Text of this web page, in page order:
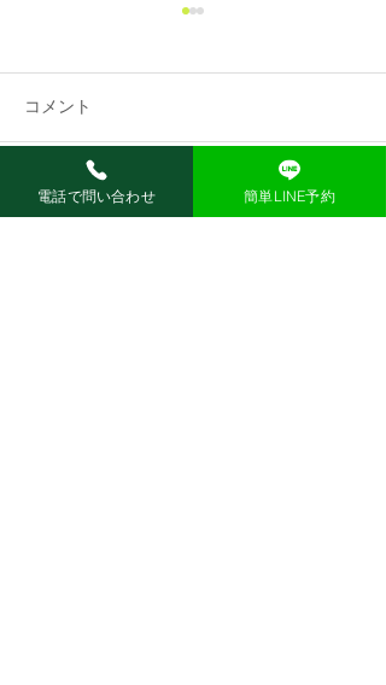
Information
コメント
コメントを追加…
電話で問い合わせ 簡単LINE予約